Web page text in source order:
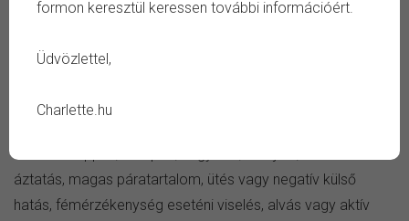
formon keresztül keressen további információért.
Üdvözlettel,
Charlette.hu
Anyag:nemesacél
Kerüld:
áztatás, magas páratartalom, ütés vagy negatív külső
hatás, fémérzékenység eseténi viselés, alvás vagy aktív